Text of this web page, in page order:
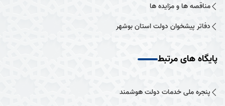
مناقصه ها و مزایده ها
دفاتر پیشخوان دولت استان بوشهر
پایگاه های مرتبط
پنجره ملی خدمات دولت هوشمند